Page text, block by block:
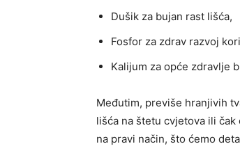
Dušik za bujan rast lišća,
Fosfor za zdrav razvoj
Kalijum za opće zdravlje
Međutim, previše hranjivih
lišća na štetu cvjetova ili
na pravi način, što ćemo